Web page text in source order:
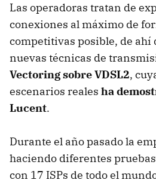
Las operadoras tratan de
conexiones al máximo de
competitivas posible, de ahí
nuevas técnicas de
Vectoring sobre VDSL2,
escenarios reales ha
Lucent.
Durante el año pasado la
haciendo diferentes
con 17 ISPs de todo el